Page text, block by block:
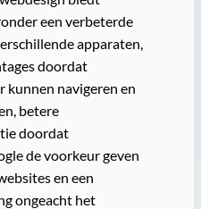
een verbeterde
apparaten,
doordat
kunnen navigeren en
betere
doordat
de voorkeur geven
en een
ongeacht het